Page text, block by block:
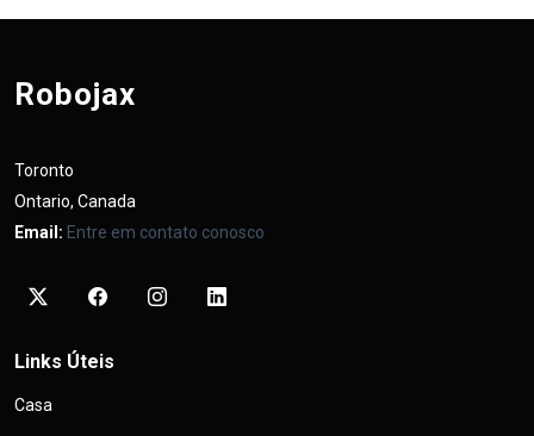
Robojax
Toronto
Ontario, Canada
Email: Entre em contato conosco
Links Úteis
Casa